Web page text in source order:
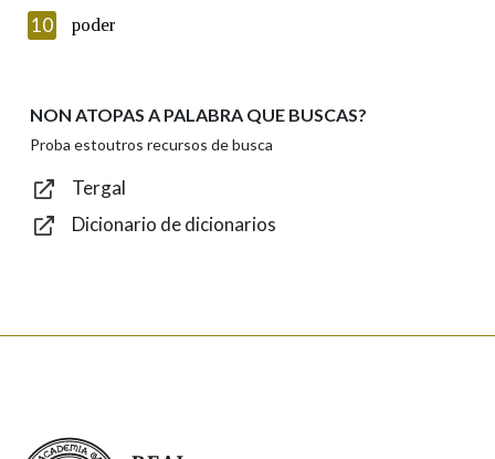
Enviar
10 poder
NON ATOPAS A PALABRA QUE BUSCAS?
Proba estoutros recursos de busca
Tergal
Dicionario de dicionarios
Real Academia Galega